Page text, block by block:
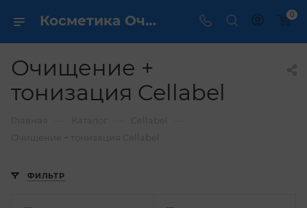
Косметика Очищение + тонизация Cellabel - купить в интернет магазине ✔️ по выгодной цене 0
Очищение +
тонизация Cellabel
ФИЛЬТР